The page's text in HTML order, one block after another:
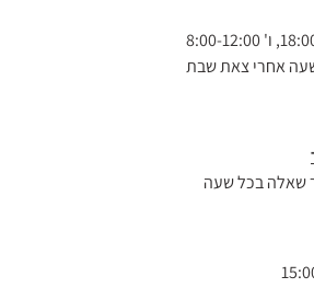
אחרי צאת שבת
שאלה בכל שעה